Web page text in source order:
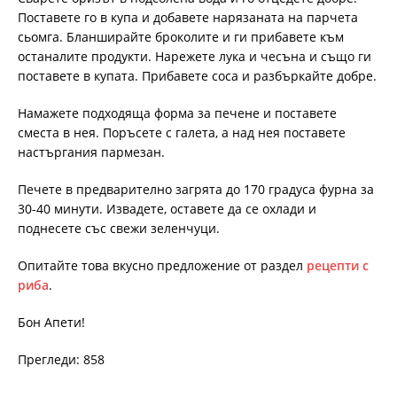
Поставете го в купа и добавете нарязаната на парчета
сьомга. Бланширайте броколите и ги прибавете към
останалите продукти. Нарежете лука и чесъна и също ги
поставете в купата. Прибавете соса и разбъркайте добре.
Намажете подходяща форма за печене и поставете
сместа в нея. Поръсете с галета, а над нея поставете
настъргания пармезан.
Печете в предварително загрята до 170 градуса фурна за
30-40 минути. Извадете, оставете да се охлади и
поднесете със свежи зеленчуци.
Опитайте това вкусно предложение от раздел рецепти с
риба.
Бон Апети!
Прегледи: 858